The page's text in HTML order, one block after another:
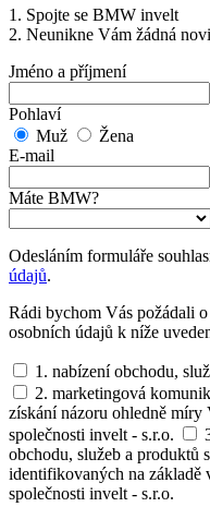
1. Spojte se BMW invelt
2. Neunikne Vám žádná
Jméno a příjmení
Pohlaví
Muž
Žena
E-mail
Máte BMW?
Odesláním formuláře
údajů.
Rádi bychom Vás požádali
osobních údajů k níže
1. nabízení obchodu,
2. marketingová
získání názoru ohledně míry
společnosti invelt - s.r.o.
obchodu, služeb a produktů
identifikovaných na základě
společnosti invelt - s.r.o.